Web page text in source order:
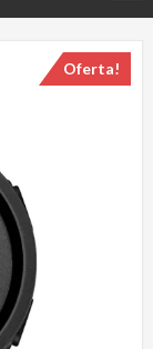
Oferta!